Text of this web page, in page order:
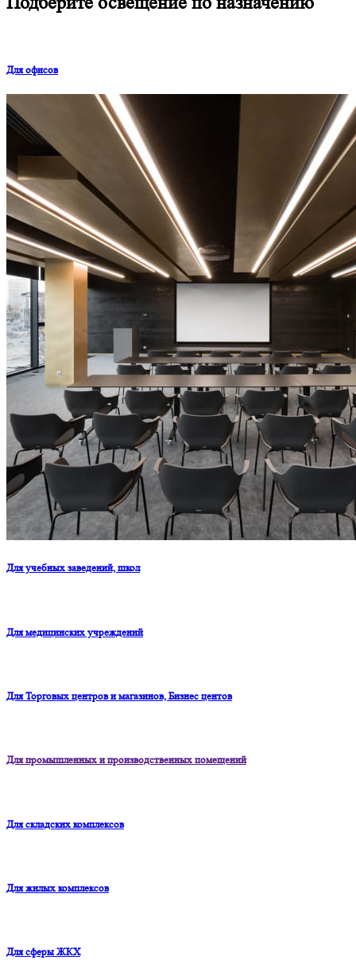
Для офисов
Для учебных заведений, школ
Для медицинских учреждений
Для Торговых центров и магазинов, Бизнес центов
Для промышленных и производственных помещений
Для складских комплексов
Для жилых комплексов
Для сферы ЖКХ